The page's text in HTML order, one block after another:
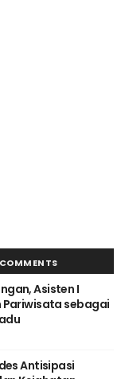
COMMENTS
Asisten I
Pariwisata sebagai
Antisipasi